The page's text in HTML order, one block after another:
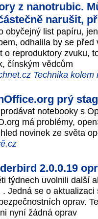
z nanotrubic.
narušit,
obyčejný list papíru,
odhalila by se
o reproduktory zvuku,
čínským vědcům
Technika kolem
prý
notebooky s
má problémy,
novinek ze světa
2.0.0.19
týdnech uvolnili další
. Jedná se o
oprav.
nyní žádná oprav